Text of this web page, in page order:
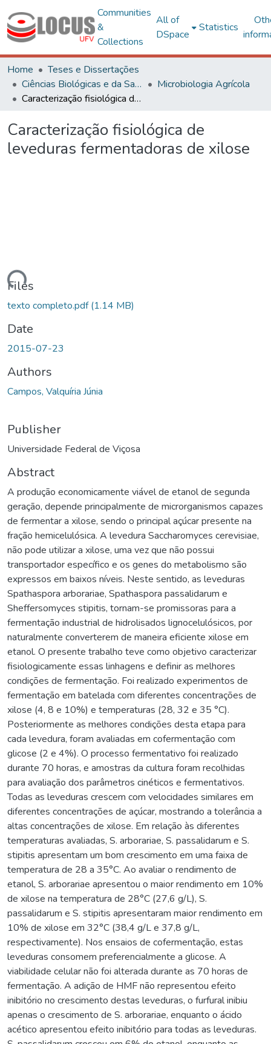
Communities
&
Collections
All of
DSpace
Statistics
Home
Teses e Dissertações
Ciências Biológicas e da Saúde
Microbiologia Agrícola
Caracterização fisiológica de leveduras fermentadoras de xilose
Caracterização fisiológica de
leveduras fermentadoras de xilose
Files
texto completo.pdf(1.14 MB)
Date
2015-07-23
Authors
Campos, Valquíria Júnia
Publisher
Universidade Federal de Viçosa
Abstract
A produção economicamente viável de etanol de segunda
geração, depende principalmente de microrganismos capazes
de fermentar a xilose, sendo o principal açúcar presente na
fração hemicelulósica. A levedura Saccharomyces cerevisiae,
não pode utilizar a xilose, uma vez que não possui
transportador específico e os genes do metabolismo são
expressos em baixos níveis. Neste sentido, as leveduras
Spathaspora arborariae, Spathaspora passalidarum e
Sheffersomyces stipitis, tornam-se promissoras para a
fermentação industrial de hidrolisados lignocelulósicos, por
naturalmente converterem de maneira eficiente xilose em
etanol. O presente trabalho teve como objetivo caracterizar
fisiologicamente essas linhagens e definir as melhores
condições de fermentação. Foi realizado experimentos de
fermentação em batelada com diferentes concentrações de
xilose (4, 8 e 10%) e temperaturas (28, 32 e 35 °C).
Posteriormente as melhores condições desta etapa para
cada levedura, foram avaliadas em cofermentação com
glicose (2 e 4%). O processo fermentativo foi realizado
durante 70 horas, e amostras da cultura foram recolhidas
para avaliação dos parâmetros cinéticos e fermentativos.
Todas as leveduras crescem com velocidades similares em
diferentes concentrações de açúcar, mostrando a tolerância a
altas concentrações de xilose. Em relação às diferentes
temperaturas avaliadas, S. arborariae, S. passalidarum e S.
stipitis apresentam um bom crescimento em uma faixa de
temperatura de 28 a 35°C. Ao avaliar o rendimento de
etanol, S. arborariae apresentou o maior rendimento em 10%
de xilose na temperatura de 28°C (27,6 g/L), S.
passalidarum e S. stipitis apresentaram maior rendimento em
10% de xilose em 32°C (38,4 g/L e 37,8 g/L,
respectivamente). Nos ensaios de cofermentação, estas
leveduras consomem preferencialmente a glicose. A
viabilidade celular não foi alterada durante as 70 horas de
fermentação. A adição de HMF não representou efeito
inibitório no crescimento destas leveduras, o furfural inibiu
apenas o crescimento de S. arborariae, enquanto o ácido
acético apresentou efeito inibitório para todas as leveduras.